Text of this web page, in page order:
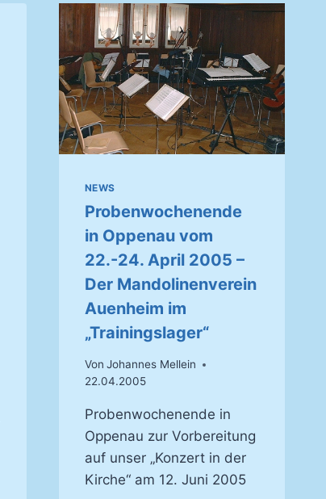
NEWS
Probenwochenende
in Oppenau vom
22.-24. April 2005 –
Der Mandolinenverein
Auenheim im
„Trainingslager“
Von Johannes Mellein
22.04.2005
Probenwochenende in
Oppenau zur Vorbereitung
auf unser „Konzert in der
Kirche“ am 12. Juni 2005